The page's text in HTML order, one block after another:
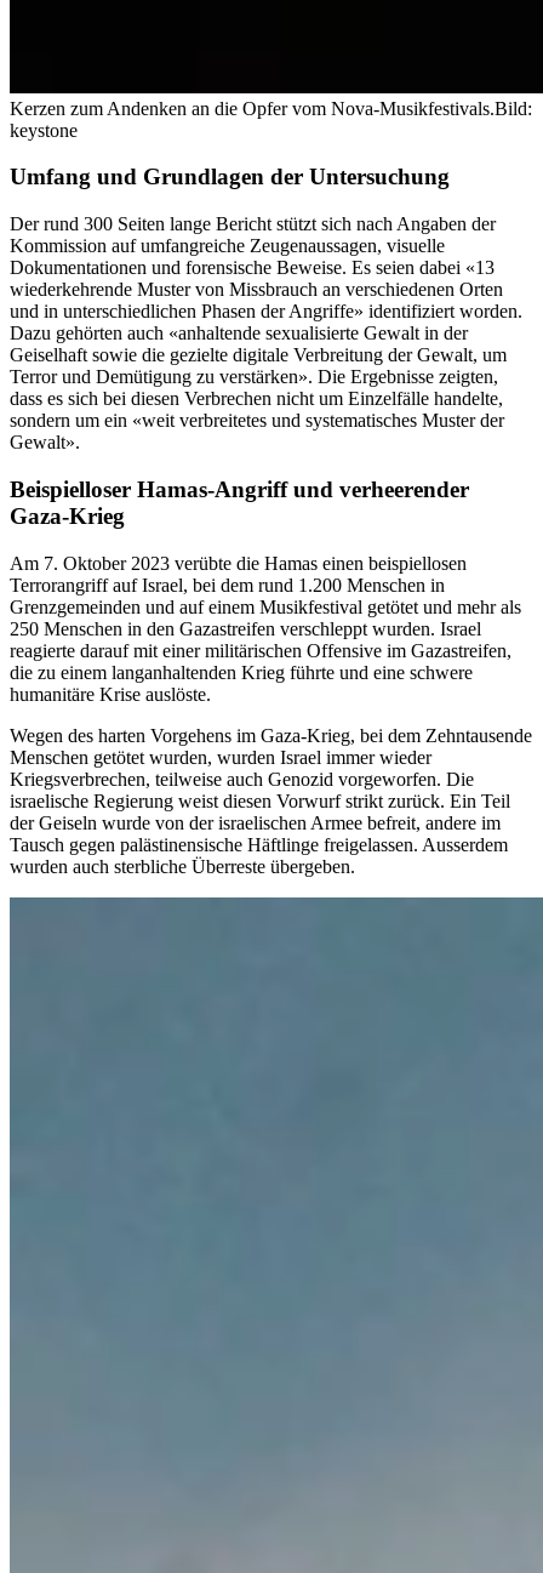
Kerzen zum Andenken an die Opfer vom Nova-Musikfestivals.Bild:
keystone
Umfang und Grundlagen der Untersuchung
Der rund 300 Seiten lange Bericht stützt sich nach Angaben der
Kommission auf umfangreiche Zeugenaussagen, visuelle
Dokumentationen und forensische Beweise. Es seien dabei «13
wiederkehrende Muster von Missbrauch an verschiedenen Orten
und in unterschiedlichen Phasen der Angriffe» identifiziert worden.
Dazu gehörten auch «anhaltende sexualisierte Gewalt in der
Geiselhaft sowie die gezielte digitale Verbreitung der Gewalt, um
Terror und Demütigung zu verstärken». Die Ergebnisse zeigten,
dass es sich bei diesen Verbrechen nicht um Einzelfälle handelte,
sondern um ein «weit verbreitetes und systematisches Muster der
Gewalt».
Beispielloser Hamas-Angriff und verheerender
Gaza-Krieg
Am 7. Oktober 2023 verübte die Hamas einen beispiellosen
Terrorangriff auf Israel, bei dem rund 1.200 Menschen in
Grenzgemeinden und auf einem Musikfestival getötet und mehr als
250 Menschen in den Gazastreifen verschleppt wurden. Israel
reagierte darauf mit einer militärischen Offensive im Gazastreifen,
die zu einem langanhaltenden Krieg führte und eine schwere
humanitäre Krise auslöste.
Wegen des harten Vorgehens im Gaza-Krieg, bei dem Zehntausende
Menschen getötet wurden, wurden Israel immer wieder
Kriegsverbrechen, teilweise auch Genozid vorgeworfen. Die
israelische Regierung weist diesen Vorwurf strikt zurück. Ein Teil
der Geiseln wurde von der israelischen Armee befreit, andere im
Tausch gegen palästinensische Häftlinge freigelassen. Ausserdem
wurden auch sterbliche Überreste übergeben.